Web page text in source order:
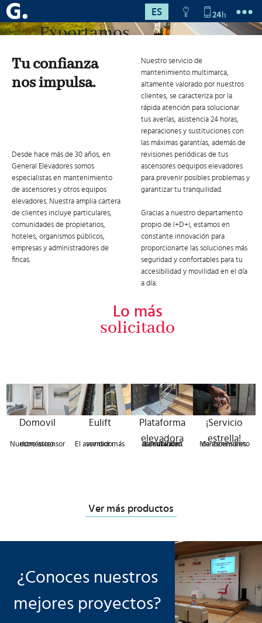
ES
Exportamos
nuestros
productos a más
+ acceder
Tu confianza
nos impulsa.
Desde hace más de 30 años, en
General Elevadores somos
especialistas en mantenimiento
de ascensores y otros equipos
elevadores. Nuestra amplia cartera
de clientes incluye particulares,
comunidades de propietarios,
hoteles, organismos públicos,
empresas y administradores de
fincas.
Nuestro servicio de
mantenimiento multimarca,
altamente valorado por nuestros
clientes, se caracteriza por la
rápida atención para solucionar
tus averías, asistencia 24 horas,
reparaciones y sustituciones con
las máximas garantías, además de
revisiones periódicas de tus
ascensores oequipos elevadores
para prevenir posibles problemas y
garantizar tu tranquilidad.
Gracias a nuestro departamento
propio de I+D+i, estamos en
constante innovación para
proporcionarte las soluciones más
seguridad y confortables para tu
accesibilidad y movilidad en el día
a día.
Lo más
solicitado
Domovil
Nuestro ascensor doméstico.
Eulift
El ascensor más vendido.
Plataforma
elevadora
La solución definitiva en accesibilidad.
¡Servicio
estrella!
Mantenimiento de ascensores.
Ver más productos
¿Conoces nuestros
mejores proyectos?